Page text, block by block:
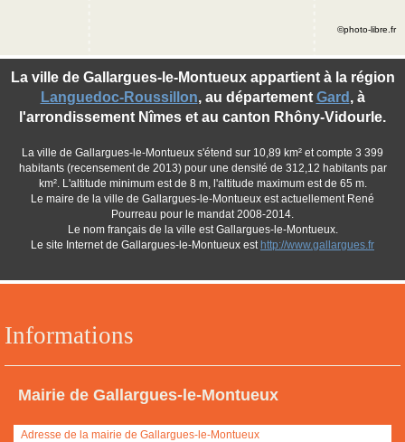
Informations
Mairie de Gallargues-le-Montueux
Adresse de la mairie de Gallargues-le-Montueux
La ville de Gallargues-le-Montueux appartient à la région
Languedoc-Roussillon, au département Gard , à
l'arrondissement Nîmes et au canton Rhôny-Vidourle.
La ville de Gallargues-le-Montueux s'étend sur 10,89 km² et compte 3 399
habitants (recensement de 2013) pour une densité de 312,12 habitants par
km². L'altitude minimum est de 8 m, l'altitude maximum est de 65 m.
Le maire de la ville de Gallargues-le-Montueux est actuellement René
Pourreau pour le mandat 2008-2014.
Le nom français de la ville est Gallargues-le-Montueux.
Le site Internet de Gallargues-le-Montueux est http://www.gallargues.fr
©photo-libre.fr